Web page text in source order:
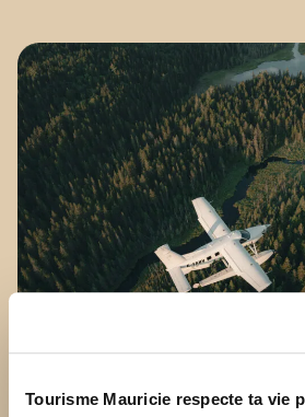
Tourisme Mauricie respecte ta vie